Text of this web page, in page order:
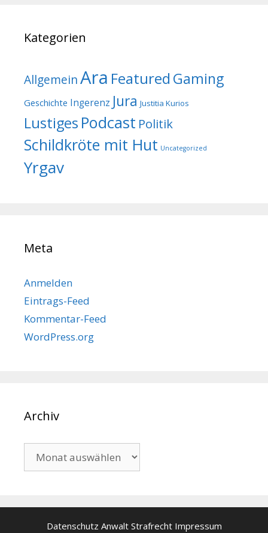
Kategorien
AllgemeinAra Featured Gaming
Geschichte Ingerenz Jura Justitia Kurios
Lustiges Podcast Politik
Schildkröte mit Hut Uncategorized
Yrgav
Meta
Anmelden
Eintrags-Feed
Kommentar-Feed
WordPress.org
Archiv
Datenschutz Anwalt Strafrecht Impressum